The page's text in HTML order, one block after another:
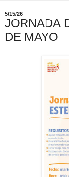
5/15/26
JORNADA
DE MAYO